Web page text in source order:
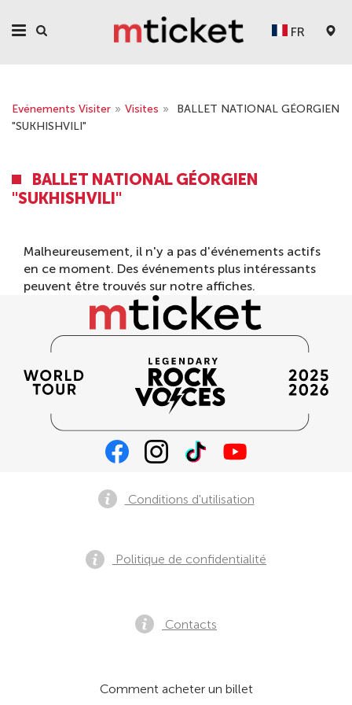
FR
Evénements Visiter » Visites »
BALLET NATIONAL GÉORGIEN
"SUKHISHVILI"
BALLET NATIONAL GÉORGIEN
"SUKHISHVILI"
Malheureusement, il n'y a pas d'événements actifs
en ce moment. Des événements plus intéressants
peuvent être trouvés sur notre affiches.
Conditions d'utilisation
Politique de confidentialité
Contacts
Comment acheter un billet